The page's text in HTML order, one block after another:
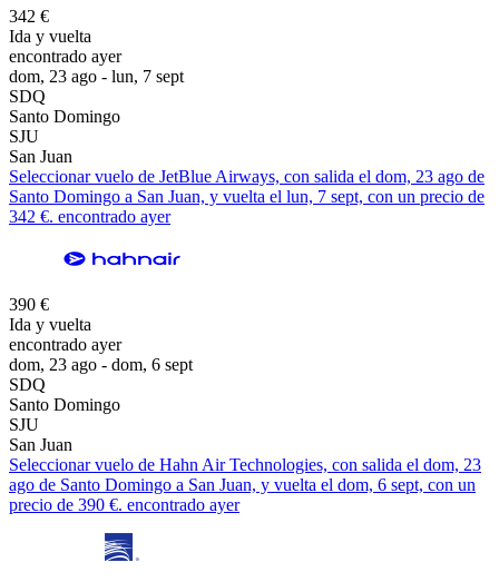
342 €
Ida y vuelta
encontrado ayer
dom, 23 ago - lun, 7 sept
SDQ
Santo Domingo
SJU
San Juan
Seleccionar vuelo de JetBlue Airways, con salida el dom, 23 ago de
Santo Domingo a San Juan, y vuelta el lun, 7 sept, con un precio de
342 €. encontrado ayer
390 €
Ida y vuelta
encontrado ayer
dom, 23 ago - dom, 6 sept
SDQ
Santo Domingo
SJU
San Juan
Seleccionar vuelo de Hahn Air Technologies, con salida el dom, 23
ago de Santo Domingo a San Juan, y vuelta el dom, 6 sept, con un
precio de 390 €. encontrado ayer